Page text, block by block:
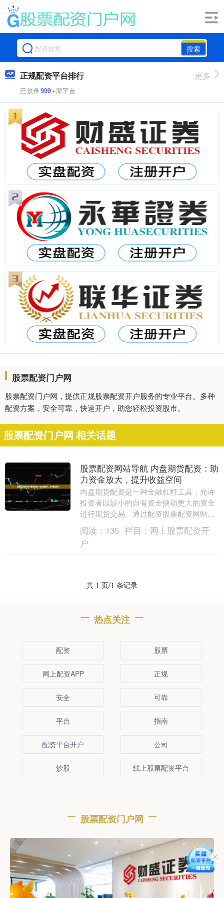
搜索
正规配资平台排行
已收录999+家平台
更多
股票配资门户网
股票配资门户网，提供正规股票配资开户服务的专业平台。多种
配资方案，安全可靠，快速开户，助您轻松投资股市。
股票配资门户网 相关话题
股票配资网站导航 内盘期货配资：助
力资金放大，提升收益空间
内盘期货配资是一种金融杠杆工具，允许
投资者以较小的自有资金撬动更大的资金
进行期货交易。通过配资股票配资网站导
航，投资者可以放大资金规模，提升潜在
收益空间。 * ....
阅读： 135 栏目： 网上股票配资开
户
共 1 页/1 条记录
热点关注
配资 股票
网上配资APP 正规
安全 可靠
平台 指南
配资平台开户 公司
炒股 线上股票配资平台
股票配资门户网